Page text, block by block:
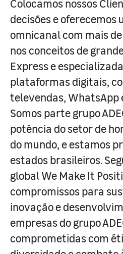
Colocamos nossos
decisões e
omnicanal com mais
nos conceitos de
Express e
plataformas digitais,
televendas, WhatsApp
Somos parte grupo
potência do setor de
do mundo, e estamos
estados brasileiros.
global We Make It
compromissos para
inovação e
empresas do grupo
comprometidas com